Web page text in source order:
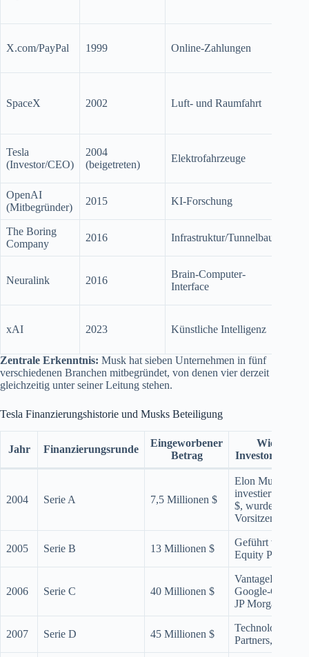
X.com/PayPal 1999 Online-Zahlungen
SpaceX 2002 Luft- und Raumfahrt
Tesla
(Investor/CEO)
2004
(beigetreten)
Elektrofahrzeuge
OpenAI
(Mitbegründer)
2015 KI-Forschung
The Boring
Company
2016 Infrastruktur/Tunnelbau
Neuralink 2016
Brain-Computer-
Interface
xAI 2023 Künstliche Intelligenz
Zentrale Erkenntnis: Musk hat sieben Unternehmen in fünf
verschiedenen Branchen mitbegründet, von denen vier derzeit
gleichzeitig unter seiner Leitung stehen.
Tesla Finanzierungshistorie und Musks Beteiligung
Jahr Finanzierungsrunde
Eingeworbener
Betrag
Wichtige
Investoren/
2004 Serie A 7,5 Millionen $
Elon Musk
investierte 6,5
$, wurde
Vorsitzender
2005 Serie B 13 Millionen $
Geführt von
Equity Partners
2006 Serie C 40 Millionen $
VantagePoint,
Google-Gründer,
JP Morgan
2007 Serie D 45 Millionen $
Technology
Partners, andere